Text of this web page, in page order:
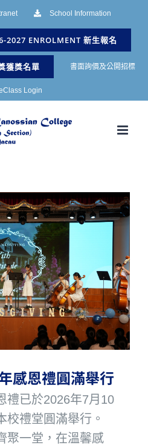
School Information
2027 ENROLMENT 新生報名
獲獎名單 書面詢價及公開招標
Login
感恩禮圓滿舉行
禮已於2026年7月10
校禮堂圓滿舉行。
聚一堂，在溫馨感